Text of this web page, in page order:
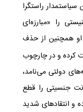
راستگرا
را «مبارزه‌ای
همچنین از حذف
کرده و در چارچوب
دولتی می‌نامد،
جنسیتی را قطع
و انتقادهای شدید